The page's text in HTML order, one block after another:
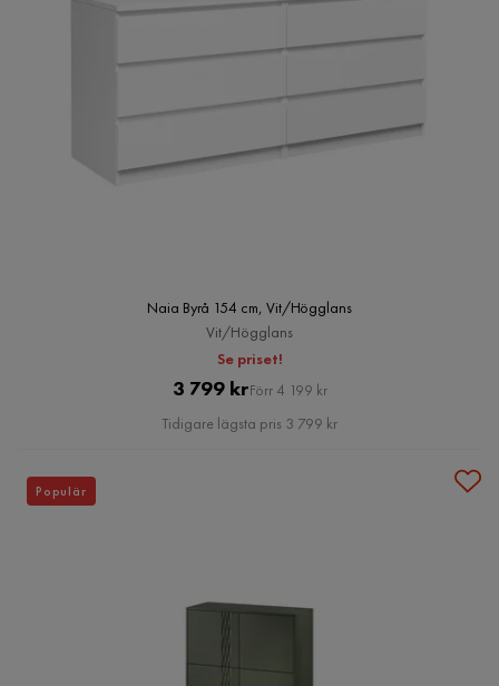
Naia Byrå 154 cm, Vit/Högglans
Vit/Högglans
Se priset!
Pris
3 799 krOriginal
Pris
Förr 4 199 kr
Tidigare lägsta pris 3 799 kr
Populär